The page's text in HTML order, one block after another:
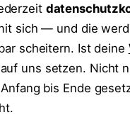
sich — und die
scheitern. Ist deine
uns setzen. Nicht
bis Ende